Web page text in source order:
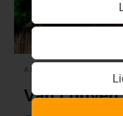
AIRPORT CARGO
Vận